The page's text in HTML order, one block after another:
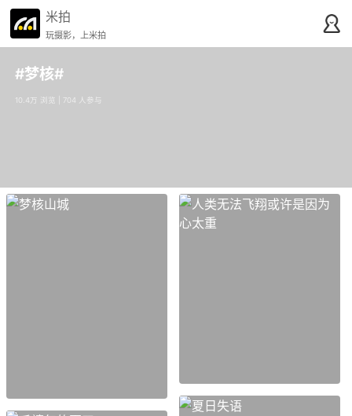
米拍
玩摄影，上米拍
#梦核#
10.4万 浏览 | 704 人参与